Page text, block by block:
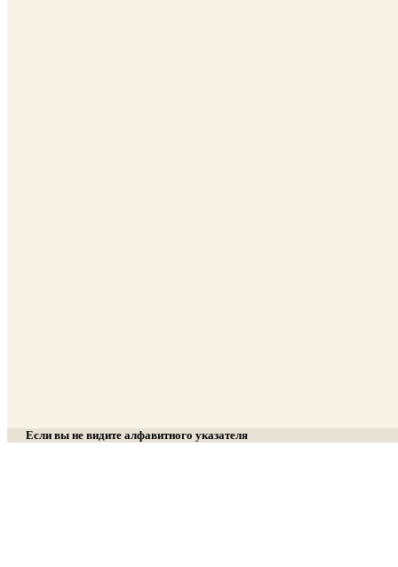
Если вы не видите алфавитного указателя